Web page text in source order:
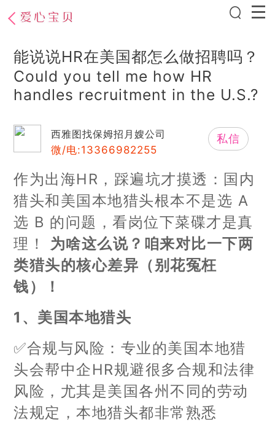
能说说HR在美国都怎么做招聘吗？
Could you tell me how HR
handles recruitment in the U.S.?
西雅图找保姆招月嫂公司
微/电:13366982255
私信
作为出海HR，踩遍坑才摸透：国内
猎头和美国本地猎头根本不是选 A
选 B 的问题，看岗位下菜碟才是真
理！ 为啥这么说？咱来对比一下两
类猎头的核心差异（别花冤枉
钱）！
1、美国本地猎头
✅合规与风险：专业的美国本地猎
头会帮中企HR规避很多合规和法律
风险，尤其是美国各州不同的劳动
法规定，本地猎头都非常熟悉